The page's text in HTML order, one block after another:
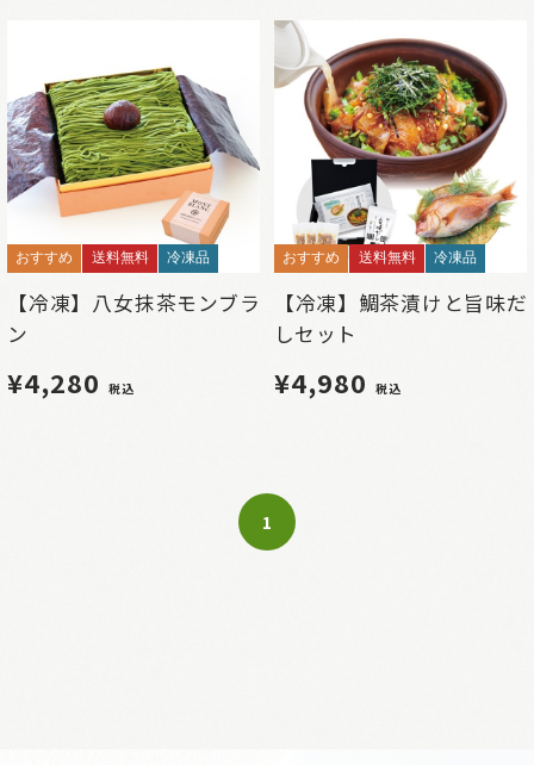
おすすめ 送料無料 冷凍品
【冷凍】八女抹茶モンブラ
ン
¥4,280 税込
おすすめ 送料無料 冷凍品
【冷凍】鯛茶漬けと旨味だ
しセット
¥4,980 税込
1